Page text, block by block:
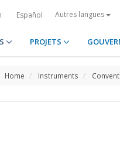
Español Autres langues
PROJETS
Home Instruments